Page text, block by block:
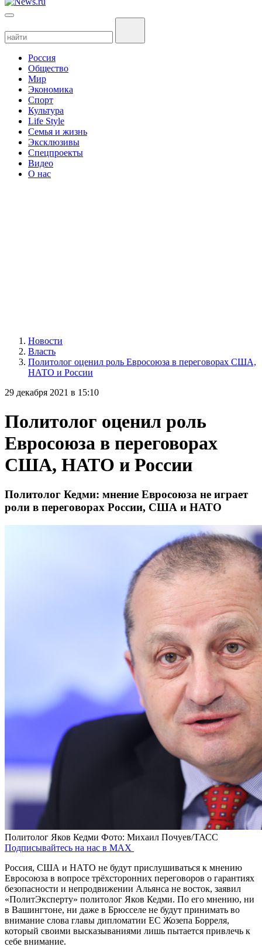
Россия
Общество
Мир
Экономика
Спорт
Культура
Life Style
Семья и жизнь
Эксклюзивы
Спецпроекты
Видео
О нас
Новости
Власть
Политолог оценил роль Евросоюза в переговорах США,
НАТО и России
29 декабря 2021 в 15:10
Политолог оценил роль
Евросоюза в переговорах
США, НАТО и России
Политолог Кедми: мнение Евросоюза не играет
роли в переговорах России, США и НАТО
Политолог Яков Кедми Фото: Михаил Почуев/ТАСС
Подписывайтесь на нас в MAX
Россия, США и НАТО не будут прислушиваться к мнению
Евросоюза в вопросе трёхсторонних переговоров о гарантиях
безопасности и непродвижении Альянса не восток, заявил
«ПолитЭксперту» политолог Яков Кедми. По его мнению, ни
в Вашингтоне, ни даже в Брюсселе не будут принимать во
внимание слова главы дипломатии ЕС Жозепа Борреля,
который своими высказываниями лишь пытается привлечь к
себе внимание.